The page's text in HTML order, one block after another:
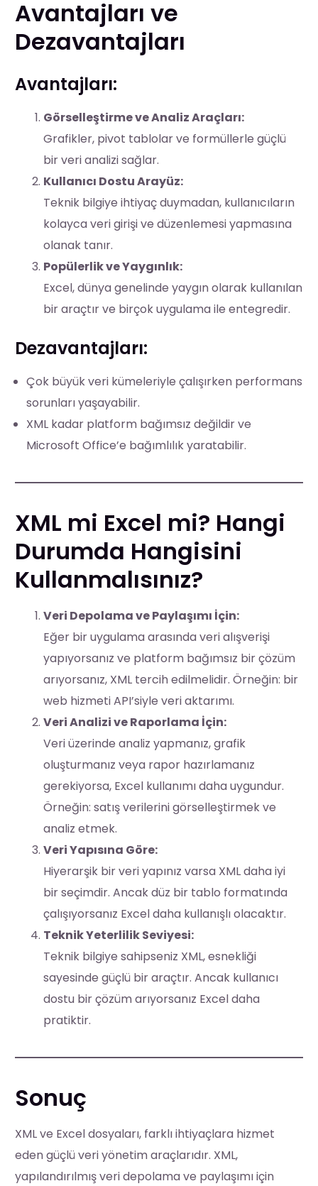
Avantajları ve
Dezavantajları
Avantajları:
Görselleştirme ve Analiz Araçları:
Grafikler, pivot tablolar ve formüllerle güçlü
bir veri analizi sağlar.
Kullanıcı Dostu Arayüz:
Teknik bilgiye ihtiyaç duymadan, kullanıcıların
kolayca veri girişi ve düzenlemesi yapmasına
olanak tanır.
Popülerlik ve Yaygınlık:
Excel, dünya genelinde yaygın olarak kullanılan
bir araçtır ve birçok uygulama ile entegredir.
Dezavantajları:
Çok büyük veri kümeleriyle çalışırken performans
sorunları yaşayabilir.
XML kadar platform bağımsız değildir ve
Microsoft Office’e bağımlılık yaratabilir.
XML mi Excel mi? Hangi
Durumda Hangisini
Kullanmalısınız?
Veri Depolama ve Paylaşımı İçin:
Eğer bir uygulama arasında veri alışverişi
yapıyorsanız ve platform bağımsız bir çözüm
arıyorsanız, XML tercih edilmelidir. Örneğin: bir
web hizmeti API’siyle veri aktarımı.
Veri Analizi ve Raporlama İçin:
Veri üzerinde analiz yapmanız, grafik
oluşturmanız veya rapor hazırlamanız
gerekiyorsa, Excel kullanımı daha uygundur.
Örneğin: satış verilerini görselleştirmek ve
analiz etmek.
Veri Yapısına Göre:
Hiyerarşik bir veri yapınız varsa XML daha iyi
bir seçimdir. Ancak düz bir tablo formatında
çalışıyorsanız Excel daha kullanışlı olacaktır.
Teknik Yeterlilik Seviyesi:
Teknik bilgiye sahipseniz XML, esnekliği
sayesinde güçlü bir araçtır. Ancak kullanıcı
dostu bir çözüm arıyorsanız Excel daha
pratiktir.
Sonuç
XML ve Excel dosyaları, farklı ihtiyaçlara hizmet
eden güçlü veri yönetim araçlarıdır. XML,
yapılandırılmış veri depolama ve paylaşımı için